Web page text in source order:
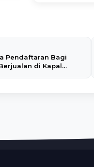
Pendaftaran Bagi
di Kapal